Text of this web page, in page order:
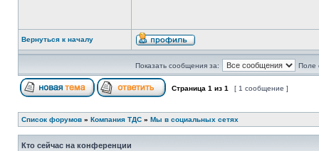
Вернуться к началу
Показать сообщения за: Поле
Страница 1 из 1 [ 1 сообщение ]
Список форумов » Компания ТДС » Мы в социальных сетях
Кто сейчас на конференции